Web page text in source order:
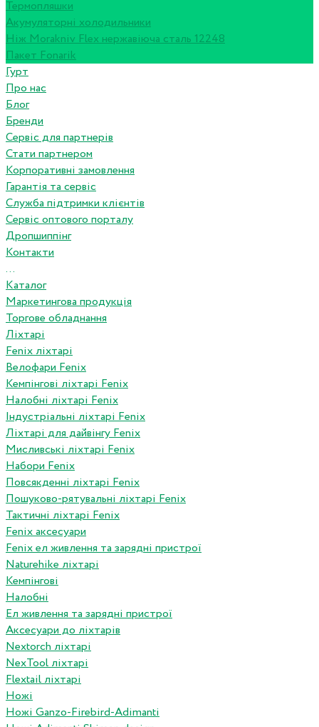
Термопляшки
Акумуляторні холодильники
Ніж Morakniv Flex нержавіюча сталь 12248
Пакет Fonarik
Гурт
Про нас
Блог
Бренди
Сервіс для партнерів
Стати партнером
Корпоративні замовлення
Гарантія та сервіс
Служба підтримки клієнтів
Сервіс оптового порталу
Дропшиппінг
Контакти
...
Каталог
Маркетингова продукція
Торгове обладнання
Ліхтарі
Fenix ліхтарі
Велофари Fenix
Кемпінгові ліхтарі Fenix
Налобні ліхтарі Fenix
Індустріальні ліхтарі Fenix
Ліхтарі для дайвінгу Fenix
Мисливські ліхтарі Fenix
Набори Fenix
Повсякденні ліхтарі Fenix
Пошуково-рятувальні ліхтарі Fenix
Тактичні ліхтарі Fenix
Fenix аксесуари
Fenix ел живлення та зарядні пристрої
Naturehike ліхтарі
Кемпінгові
Налобні
Ел живлення та зарядні пристрої
Аксесуари до ліхтарів
Nextorch ліхтарі
NexTool ліхтарі
Flextail ліхтарі
Ножі
Ножі Ganzo-Firebird-Adimanti